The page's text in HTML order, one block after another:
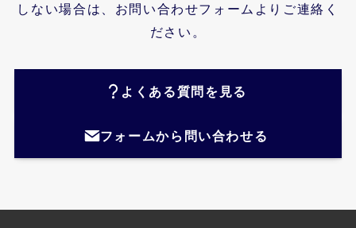
しない場合は、お問い合わせフォームよりご連絡く
ださい。
よくある質問を見る
フォームから問い合わせる